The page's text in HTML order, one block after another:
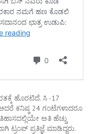
ಹೊರಟಿದೆ. ಸಿ -17
ಕನಿಷ್ಠ 24 ಗಂಟೆಗಳಾದರೂ
ಅತಿ ಹೆಚ್ಚು
ಟ್ರಂಪ್ ಪ್ರತಿಜ್ಞೆ ಮಾಡಿದ್ದರು.